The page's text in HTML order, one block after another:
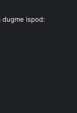
dugme ispod: